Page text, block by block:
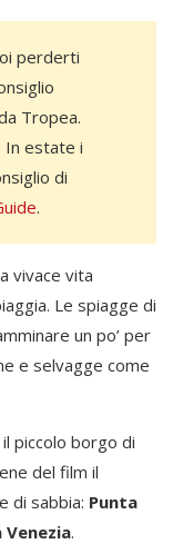
perderti
Tropea.
In estate i
di
.
vivace vita
Le spiagge di
un po’ per
e selvagge come
piccolo borgo di
del film il
di sabbia: Punta
Venezia.